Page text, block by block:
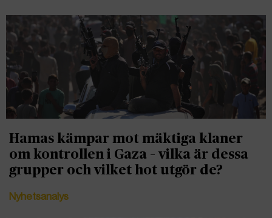
Hamas kämpar mot mäktiga klaner
om kontrollen i Gaza – vilka är dessa
grupper och vilket hot utgör de?
Nyhetsanalys